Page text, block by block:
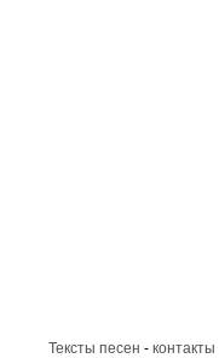
Тексты песен - контакты